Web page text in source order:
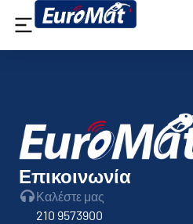
Επικοινωνία
Καλέστε μας
210 9573900